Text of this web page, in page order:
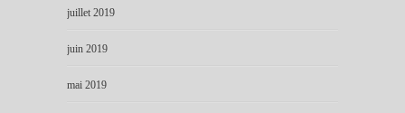
juillet 2019
juin 2019
mai 2019